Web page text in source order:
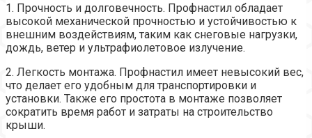
1. Прочность и долговечность. Профнастил обладает
высокой механической прочностью и устойчивостью к
внешним воздействиям, таким как снеговые нагрузки,
дождь, ветер и ультрафиолетовое излучение.
2. Легкость монтажа. Профнастил имеет невысокий вес,
что делает его удобным для транспортировки и
установки. Также его простота в монтаже позволяет
сократить время работ и затраты на строительство
крыши.